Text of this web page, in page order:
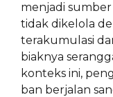
menjadi sumber
tidak dikelola
terakumulasi
biaknya
konteks ini,
ban berjalan